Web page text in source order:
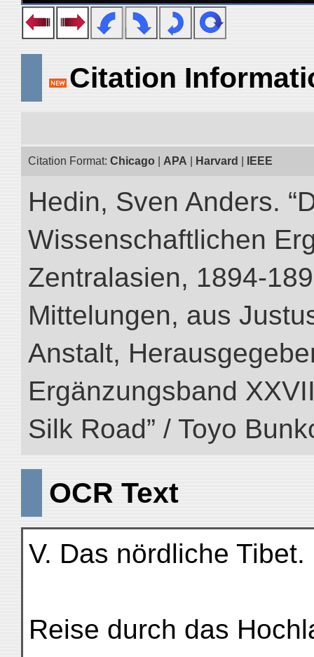
Citation
Citation Format: Chicago APA Harvard IEEE
Hedin, Sven Anders.
Wissenschaftlichen
Zentralasien, 1894-
Mittelungen, aus
Anstalt,
Ergänzungsband
Silk Road” / Toyo
OCR Text
V. Das nördliche Tibet.
Reise durch das